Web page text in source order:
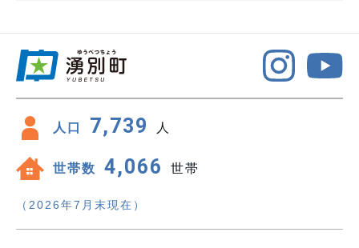
人口 7,739 人
世帯数 4,066 世帯
（2026年7月末現在）